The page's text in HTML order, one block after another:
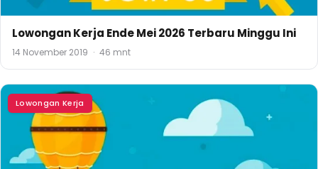
Lowongan Kerja Ende Mei 2026 Terbaru Minggu Ini
14 November 2019 · 46 mnt
Lowongan Kerja